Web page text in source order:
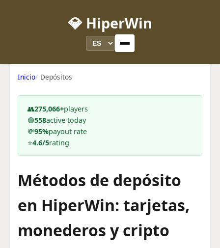
💎 HiperWin
Inicio Depósitos
👥275,066+players
🟢558active today
💸95%payout rate
⭐4.6/5rating
Métodos de depósito
en HiperWin: tarjetas,
monederos y cripto